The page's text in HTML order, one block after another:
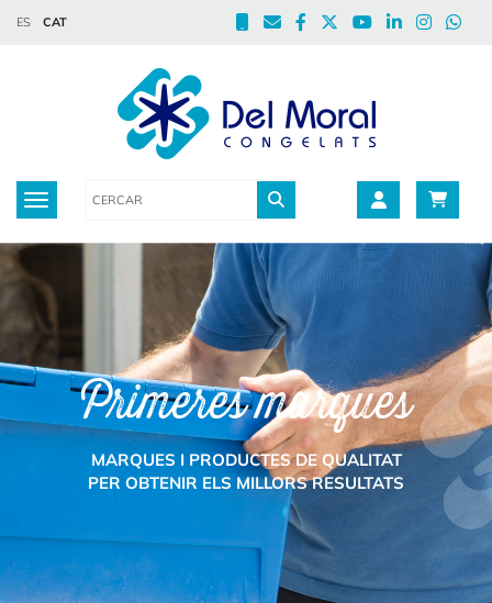
ES CAT
Toggle navigation
Primeres marques
MARQUES I PRODUCTES DE QUALITAT
PER OBTENIR ELS MILLORS RESULTATS